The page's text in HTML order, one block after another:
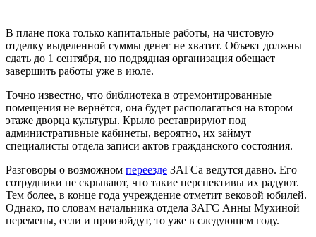
В плане пока только капитальные работы, на чистовую
отделку выделенной суммы денег не хватит. Объект должны
сдать до 1 сентября, но подрядная организация обещает
завершить работы уже в июле.
Точно известно, что библиотека в отремонтированные
помещения не вернётся, она будет располагаться на втором
этаже дворца культуры. Крыло реставрируют под
административные кабинеты, вероятно, их займут
специалисты отдела записи актов гражданского состояния.
Разговоры о возможном переезде ЗАГСа ведутся давно. Его
сотрудники не скрывают, что такие перспективы их радуют.
Тем более, в конце года учреждение отметит вековой юбилей.
Однако, по словам начальника отдела ЗАГС Анны Мухиной
перемены, если и произойдут, то уже в следующем году.